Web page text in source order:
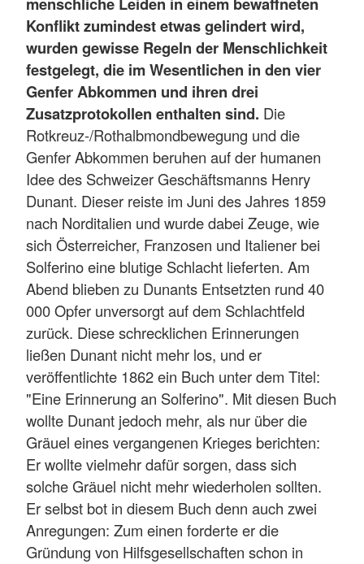
Konflikt zumindest etwas gelindert wird,
wurden gewisse Regeln der Menschlichkeit
festgelegt, die im Wesentlichen in den vier
Genfer Abkommen und ihren drei
Zusatzprotokollen enthalten sind. Die
Rotkreuz-/Rothalbmondbewegung und die
Genfer Abkommen beruhen auf der humanen
Idee des Schweizer Geschäftsmanns Henry
Dunant. Dieser reiste im Juni des Jahres 1859
nach Norditalien und wurde dabei Zeuge, wie
sich Österreicher, Franzosen und Italiener bei
Solferino eine blutige Schlacht lieferten. Am
Abend blieben zu Dunants Entsetzten rund 40
000 Opfer unversorgt auf dem Schlachtfeld
zurück. Diese schrecklichen Erinnerungen
ließen Dunant nicht mehr los, und er
veröffentlichte 1862 ein Buch unter dem Titel:
"Eine Erinnerung an Solferino". Mit diesen Buch
wollte Dunant jedoch mehr, als nur über die
Gräuel eines vergangenen Krieges berichten:
Er wollte vielmehr dafür sorgen, dass sich
solche Gräuel nicht mehr wiederholen sollten.
Er selbst bot in diesem Buch denn auch zwei
Anregungen: Zum einen forderte er die
Gründung von Hilfsgesellschaften schon in